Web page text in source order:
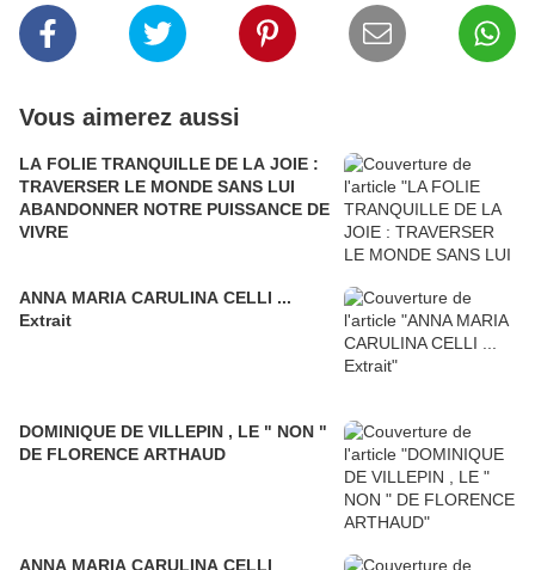
Vous aimerez aussi
LA FOLIE TRANQUILLE DE LA JOIE :
TRAVERSER LE MONDE SANS LUI
ABANDONNER NOTRE PUISSANCE DE
VIVRE
ANNA MARIA CARULINA CELLI ...
Extrait
DOMINIQUE DE VILLEPIN , LE " NON "
DE FLORENCE ARTHAUD
ANNA MARIA CARULINA CELLI